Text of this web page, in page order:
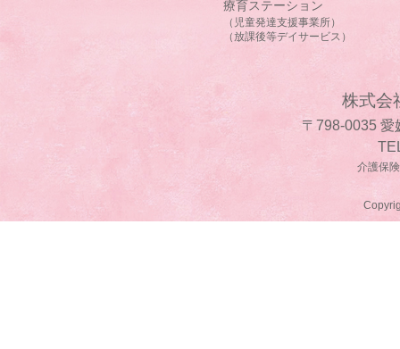
療育ステーション
（児童発達支援事業所）
（放課後等デイサービス）
株式会
〒798-0035 愛
介護保